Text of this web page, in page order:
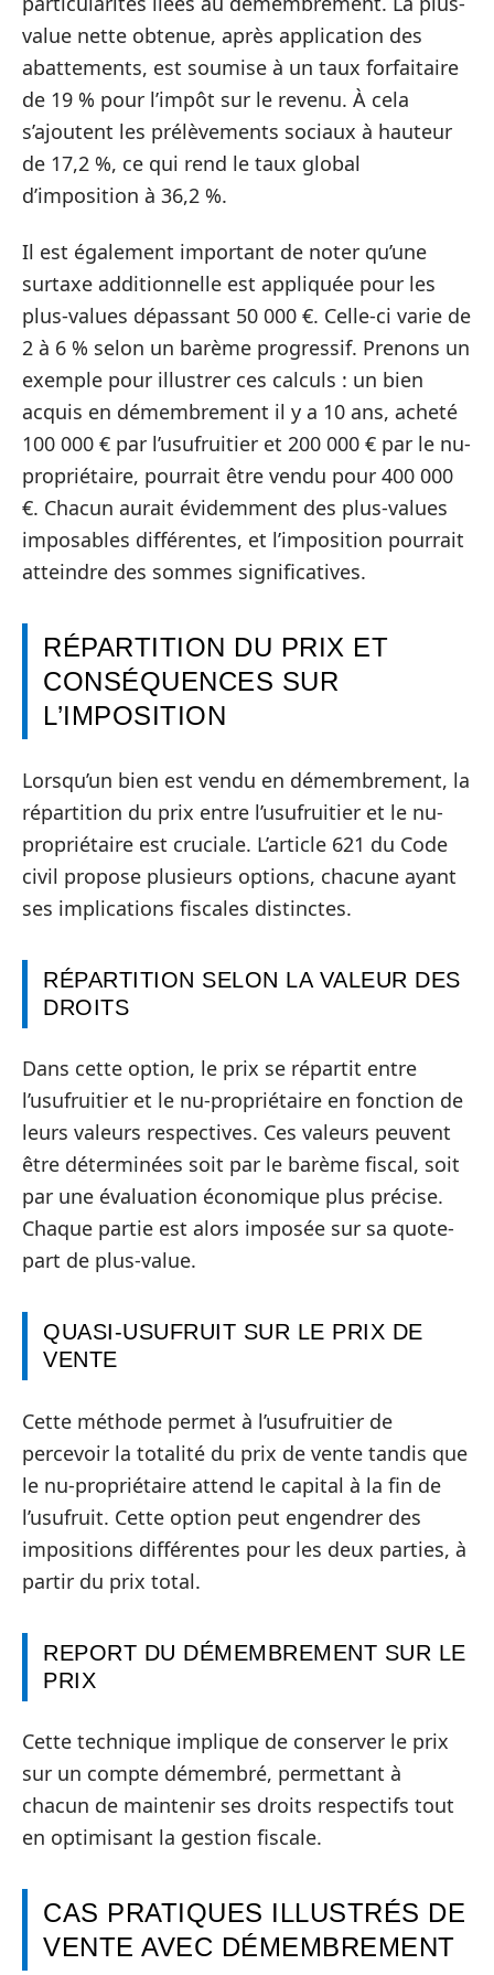
value nette obtenue, après application des
abattements, est soumise à un taux forfaitaire
de 19 % pour l’impôt sur le revenu. À cela
s’ajoutent les prélèvements sociaux à hauteur
de 17,2 %, ce qui rend le taux global
d’imposition à 36,2 %.
Il est également important de noter qu’une
surtaxe additionnelle est appliquée pour les
plus-values dépassant 50 000 €. Celle-ci varie de
2 à 6 % selon un barème progressif. Prenons un
exemple pour illustrer ces calculs : un bien
acquis en démembrement il y a 10 ans, acheté
100 000 € par l’usufruitier et 200 000 € par le nu-
propriétaire, pourrait être vendu pour 400 000
€. Chacun aurait évidemment des plus-values
imposables différentes, et l’imposition pourrait
atteindre des sommes significatives.
RÉPARTITION DU PRIX ET
CONSÉQUENCES SUR
L’IMPOSITION
Lorsqu’un bien est vendu en démembrement, la
répartition du prix entre l’usufruitier et le nu-
propriétaire est cruciale. L’article 621 du Code
civil propose plusieurs options, chacune ayant
ses implications fiscales distinctes.
RÉPARTITION SELON LA VALEUR DES
DROITS
Dans cette option, le prix se répartit entre
l’usufruitier et le nu-propriétaire en fonction de
leurs valeurs respectives. Ces valeurs peuvent
être déterminées soit par le barème fiscal, soit
par une évaluation économique plus précise.
Chaque partie est alors imposée sur sa quote-
part de plus-value.
QUASI-USUFRUIT SUR LE PRIX DE
VENTE
Cette méthode permet à l’usufruitier de
percevoir la totalité du prix de vente tandis que
le nu-propriétaire attend le capital à la fin de
l’usufruit. Cette option peut engendrer des
impositions différentes pour les deux parties, à
partir du prix total.
REPORT DU DÉMEMBREMENT SUR LE
PRIX
Cette technique implique de conserver le prix
sur un compte démembré, permettant à
chacun de maintenir ses droits respectifs tout
en optimisant la gestion fiscale.
CAS PRATIQUES ILLUSTRÉS DE
VENTE AVEC DÉMEMBREMENT